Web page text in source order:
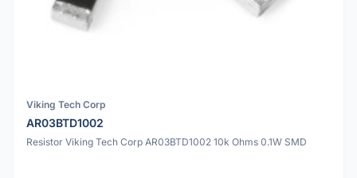
Viking Tech Corp
AR03BTD1002
Resistor Viking Tech Corp AR03BTD1002 10k Ohms 0.1W SMD